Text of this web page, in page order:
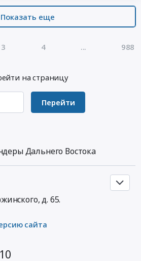
Показать еще
3 4 ... 988
на страницу
Перейти
Дальнего Востока
д. 65.
сайта